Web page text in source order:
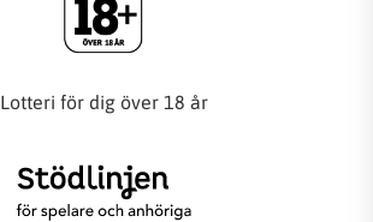
Lotteri för dig över 18 år